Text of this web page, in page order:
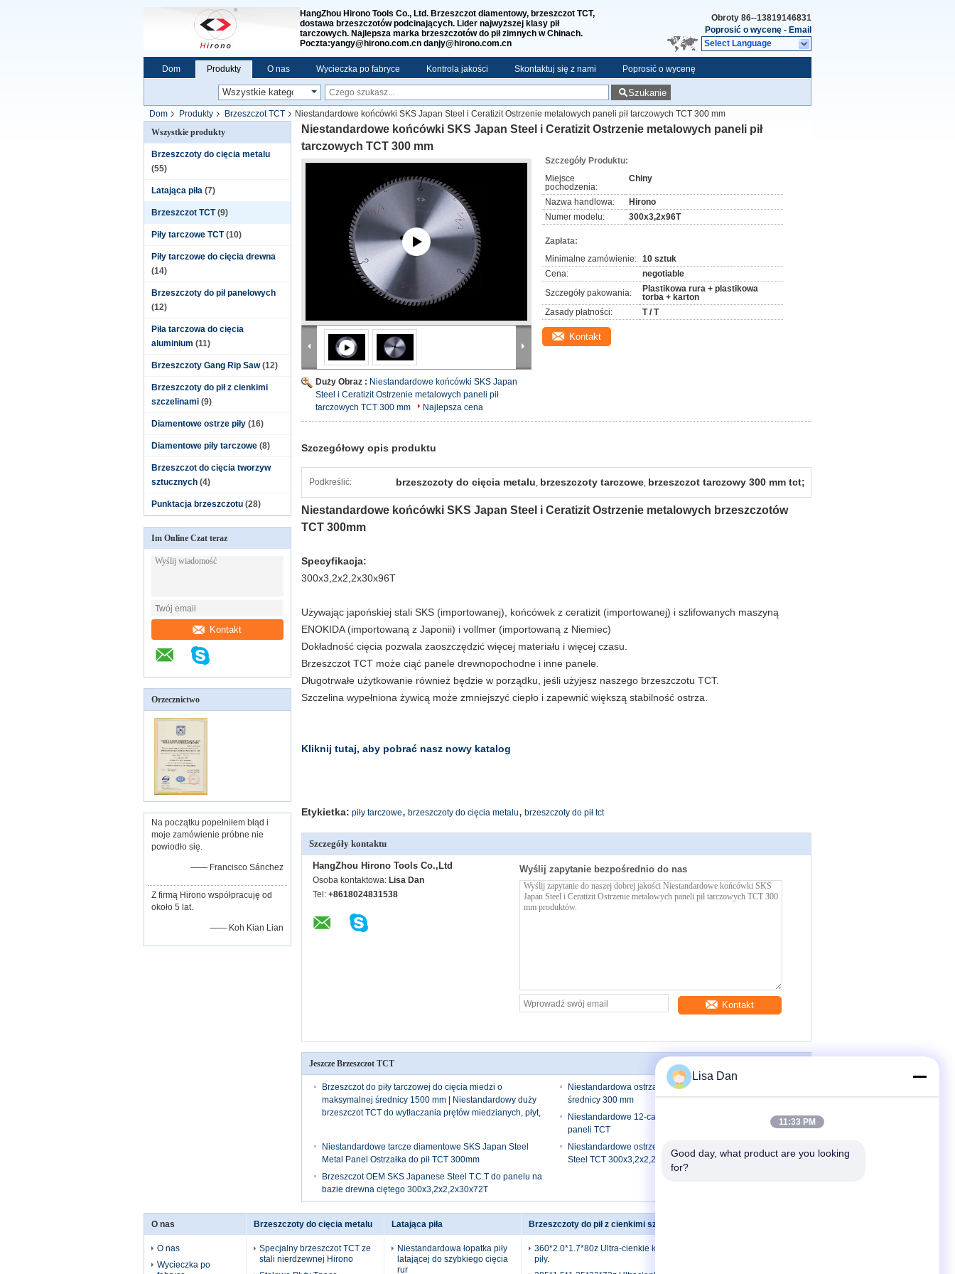
HangZhou Hirono Tools Co., Ltd. Brzeszczot diamentowy, brzeszczot TCT,
dostawa brzeszczotów podcinających. Lider najwyższej klasy pił
tarczowych. Najlepsza marka brzeszczotów do pił zimnych w Chinach.
Poczta:yangy@hirono.com.cn danjy@hirono.com.cn
Obroty 86--13819146831
Poprosić o wycenę - Email
Select Language
Dom Produkty O nas Wycieczka po fabryce Kontrola jakości Skontaktuj się z nami Poprosić o wycenę
Szukanie
Dom Produkty Brzeszczot TCT
Niestandardowe końcówki SKS Japan Steel i Ceratizit Ostrzenie metalowych paneli pił tarczowych TCT 300 mm
Wszystkie produkty
Brzeszczoty do cięcia metalu
(55)
Latająca piła (7)
Brzeszczot TCT (9)
Piły tarczowe TCT (10)
Piły tarczowe do cięcia drewna
(14)
Brzeszczoty do pił panelowych
(12)
Piła tarczowa do cięcia
aluminium (11)
Brzeszczoty Gang Rip Saw (12)
Brzeszczoty do pił z cienkimi
szczelinami (9)
Diamentowe ostrze piły (16)
Diamentowe piły tarczowe (8)
Brzeszczot do cięcia tworzyw
sztucznych (4)
Punktacja brzeszczotu (28)
Im Online Czat teraz
Kontakt
Orzecznictwo
Na początku popełniłem błąd i
moje zamówienie próbne nie
powiodło się.
—— Francisco Sánchez
Z firmą Hirono współpracuję od
około 5 lat.
—— Koh Kian Lian
Niestandardowe końcówki SKS Japan Steel i Ceratizit Ostrzenie metalowych paneli pił
tarczowych TCT 300 mm
Duży Obraz : Niestandardowe końcówki SKS Japan
Steel i Ceratizit Ostrzenie metalowych paneli pił
tarczowych TCT 300 mm
Najlepsza cena
Szczegóły Produktu:
Miejsce
pochodzenia:
Chiny
Nazwa handlowa:
Hirono
Numer modelu:
300x3,2x96T
Zapłata:
Minimalne zamówienie: 10 sztuk
Cena:
negotiable
Szczegóły pakowania:
Plastikowa rura + plastikowa
torba + karton
Zasady płatności:
T / T
Kontakt
Szczegółowy opis produktu
Podkreślić: brzeszczoty do cięcia metalu, brzeszczoty tarczowe, brzeszczot tarczowy 300 mm tct;
Niestandardowe końcówki SKS Japan Steel i Ceratizit Ostrzenie metalowych brzeszczotów
TCT 300mm
Specyfikacja:
300x3,2x2,2x30x96T
Używając japońskiej stali SKS (importowanej), końcówek z ceratizit (importowanej) i szlifowanych maszyną
ENOKIDA (importowaną z Japonii) i vollmer (importowaną z Niemiec)
Dokładność cięcia pozwala zaoszczędzić więcej materiału i więcej czasu.
Brzeszczot TCT może ciąć panele drewnopochodne i inne panele.
Długotrwałe użytkowanie również będzie w porządku, jeśli użyjesz naszego brzeszczotu TCT.
Szczelina wypełniona żywicą może zmniejszyć ciepło i zapewnić większą stabilność ostrza.
Kliknij tutaj, aby pobrać nasz nowy katalog
Etykietka: piły tarczowe, brzeszczoty do cięcia metalu, brzeszczoty do pił tct
Szczegóły kontaktu
HangZhou Hirono Tools Co.,Ltd
Osoba kontaktowa: Lisa Dan
Tel: +8618024831538
Wyślij zapytanie bezpośrednio do nas
Kontakt
Jeszcze Brzeszczot TCT
Brzeszczot do piły tarczowej do cięcia miedzi o
maksymalnej średnicy 1500 mm | Niestandardowy duży
brzeszczot TCT do wytłaczania prętów miedzianych, płyt,
Niestandardowa ostrzałka do pił tarczowych TCT o
średnicy 300 mm
Niestandardowe 12-calowe ostrzenie pił metalowych do
paneli TCT
Niestandardowe tarcze diamentowe SKS Japan Steel
Metal Panel Ostrzałka do pił TCT 300mm
Niestandardowe ostrzenie pił tarczowych SKS Japan
Steel TCT 300x3,2x2,2x30x96T
Brzeszczot OEM SKS Japanese Steel T.C.T do panelu na
bazie drewna ciętego 300x3,2x2,2x30x72T
O nas
O nas
Wycieczka po
Brzeszczoty do cięcia metalu
Specjalny brzeszczot TCT ze
stali nierdzewnej Hirono
Latająca piła
Niestandardowa łopatka piły
latającej do szybkiego cięcia
rur
Brzeszczoty do pił z cienkimi szczelinami
360*2.0*1.7*80z Ultra-cienkie kręgowe
piły.
Lisa Dan
11:33 PM
Good day, what product are you looking
for?